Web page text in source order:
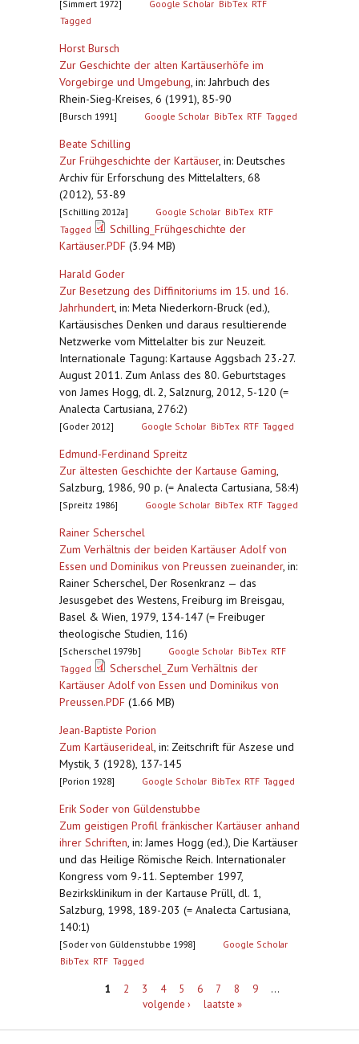
[Simmert 1972] Google Scholar BibTex RTF
Tagged
Horst Bursch
Zur Geschichte der alten Kartäuserhöfe im
Vorgebirge und Umgebung, in: Jahrbuch des
Rhein-Sieg-Kreises, 6 (1991), 85-90
[Bursch 1991] Google Scholar BibTex RTF Tagged
Beate Schilling
Zur Frühgeschichte der Kartäuser, in: Deutsches
Archiv für Erforschung des Mittelalters, 68
(2012), 53-89
[Schilling 2012a] Google Scholar BibTex RTF
Tagged
Schilling_Frühgeschichte der
Kartäuser.PDF (3.94 MB)
Harald Goder
Zur Besetzung des Diffinitoriums im 15. und 16.
Jahrhundert, in: Meta Niederkorn-Bruck (ed.),
Kartäusisches Denken und daraus resultierende
Netzwerke vom Mittelalter bis zur Neuzeit.
Internationale Tagung: Kartause Aggsbach 23.-27.
August 2011. Zum Anlass des 80. Geburtstages
von James Hogg, dl. 2, Salznurg, 2012, 5-120 (=
Analecta Cartusiana, 276:2)
[Goder 2012] Google Scholar BibTex RTF Tagged
Edmund-Ferdinand Spreitz
Zur ältesten Geschichte der Kartause Gaming,
Salzburg, 1986, 90 p. (= Analecta Cartusiana, 58:4)
[Spreitz 1986] Google Scholar BibTex RTF Tagged
Rainer Scherschel
Zum Verhältnis der beiden Kartäuser Adolf von
Essen und Dominikus von Preussen zueinander, in:
Rainer Scherschel, Der Rosenkranz — das
Jesusgebet des Westens, Freiburg im Breisgau,
Basel & Wien, 1979, 134-147 (= Freibuger
theologische Studien, 116)
[Scherschel 1979b] Google Scholar BibTex RTF
Tagged
Scherschel_Zum Verhältnis der
Kartäuser Adolf von Essen und Dominikus von
Preussen.PDF (1.66 MB)
Jean-Baptiste Porion
Zum Kartäuserideal, in: Zeitschrift für Aszese und
Mystik, 3 (1928), 137-145
[Porion 1928] Google Scholar BibTex RTF Tagged
Erik Soder von Güldenstubbe
Zum geistigen Profil fränkischer Kartäuser anhand
ihrer Schriften, in: James Hogg (ed.), Die Kartäuser
und das Heilige Römische Reich. Internationaler
Kongress vom 9.-11. September 1997,
Bezirksklinikum in der Kartause Prüll, dl. 1,
Salzburg, 1998, 189-203 (= Analecta Cartusiana,
140:1)
[Soder von Güldenstubbe 1998]
Google Scholar
BibTex RTF Tagged
Pagina's
1 2 3 4 5 6 7 8 9
…
volgende ›
laatste »